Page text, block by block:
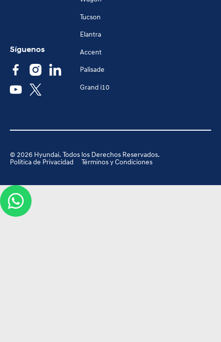
Síguenos
Tucson
Elantra
Accent
Palisade
Grand i10
© 2026Hyundai. Todos los Derechos Reservados.
Política de Privacidad
Términos y Condiciones